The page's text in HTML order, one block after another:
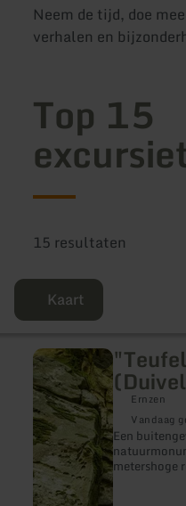
Neem de tijd, doe
verhalen en
Top 15
15 resultaten
Kaart
Ernzen
Vandaag
Een
metershoge
meer
informatie
over:
"Teufelsschlucht"
(Duivelskloof)